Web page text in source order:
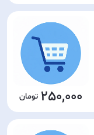
250,000